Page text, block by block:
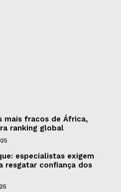
mais fracos de África,
ranking global
especialistas exigem
resgatar confiança dos